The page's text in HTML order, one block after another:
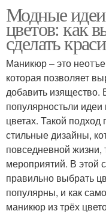
Модные
цветов: как
сделать
Маникюр – это
которая позволяет
добавить
популярностьли
цветах. Такой подход
стильные дизайны,
повседневной жизни,
мероприятий. В этой
правильно выбрать
популярны, и как
маникюр из трёх